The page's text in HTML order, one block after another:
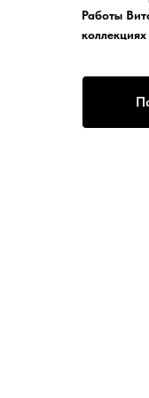
Работы